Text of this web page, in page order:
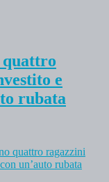
e
rubata
quattro ragazzini
un’auto rubata